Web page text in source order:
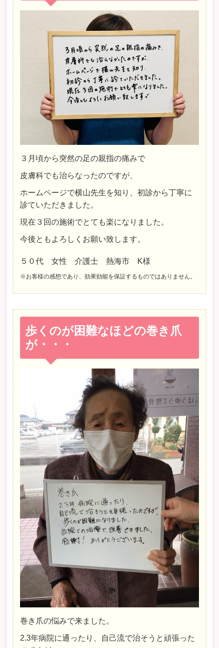
３月頃から突然の足の親指の痛みで
皮膚科でも治らなったのですが、
ホームページで横山先生を知り、初診から丁寧に
診ていただきました。
現在３回の施術でとても楽になりました。
今後ともよろしくお願い致します。
５０代 女性 介護士 熱海市 K様
※お客様の感想であり、効果効能を保証するものではありません。
歩くのが困難なほどの巻き爪
が・・・
巻き爪の悩みで来ました。
2.3年病院に通ったり、自己流で治そうと頑張った